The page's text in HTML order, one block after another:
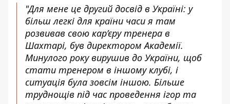
"Для мене це другий досвід в Україні: у
більш легкі для країни часи я там
розвивав свою кар’єру тренера в
Шахтарі, був директором Академії.
Минулого року вирушив до України, щоб
стати тренером в іншому клубі, і
ситуація була зовсім іншою. Більше
труднощів під час проведення ігор та